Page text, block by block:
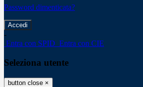
Password dimenticata?
-
Entra con SPID Entra con CIE
Seleziona utente
button close ×